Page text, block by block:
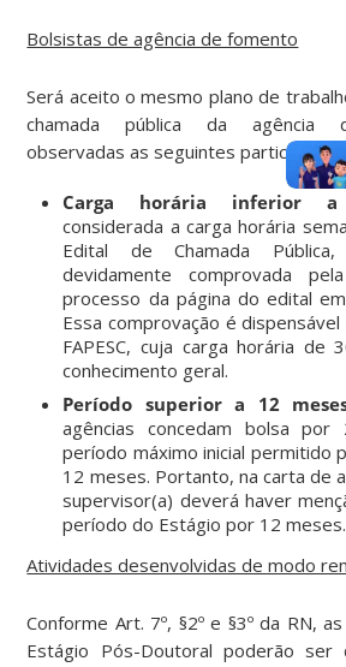
Bolsistas de agência de fomento
Será aceito o mesmo plano de
chamada pública da agência
observadas as seguintes
Carga horária inferior
considerada a carga horária
Edital de Chamada
devidamente comprovada
processo da página do edital
Essa comprovação é
FAPESC, cuja carga horária de
conhecimento geral.
Período superior a 12
agências concedam bolsa
período máximo inicial permitido
12 meses. Portanto, na carta de
supervisor(a) deverá haver
período do Estágio por 12 meses.
Atividades desenvolvidas de modo
Conforme Art. 7º, §2º e §3º da RN,
Estágio Pós-Doutoral poderão ser